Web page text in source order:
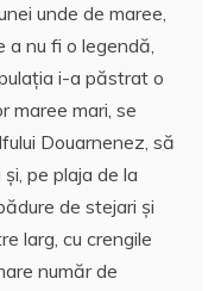
unde de maree,
a nu fi o legendă,
i-a păstrat o
maree mari, se
Douarnenez, să
pe plaja de la
de stejari şi
larg, cu crengile
număr de